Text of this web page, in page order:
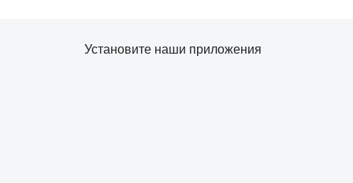
Установите наши приложения